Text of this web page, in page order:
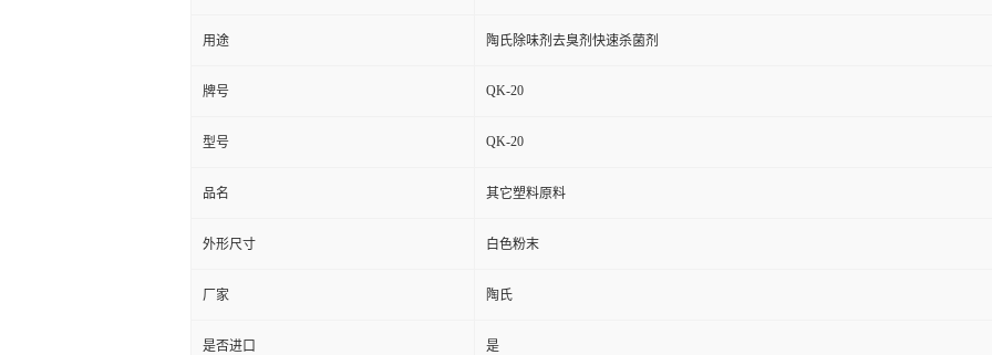
用途 陶氏除味剂去臭剂快速杀菌剂
牌号 QK-20
型号 QK-20
品名 其它塑料原料
外形尺寸 白色粉末
厂家 陶氏
是否进口 是